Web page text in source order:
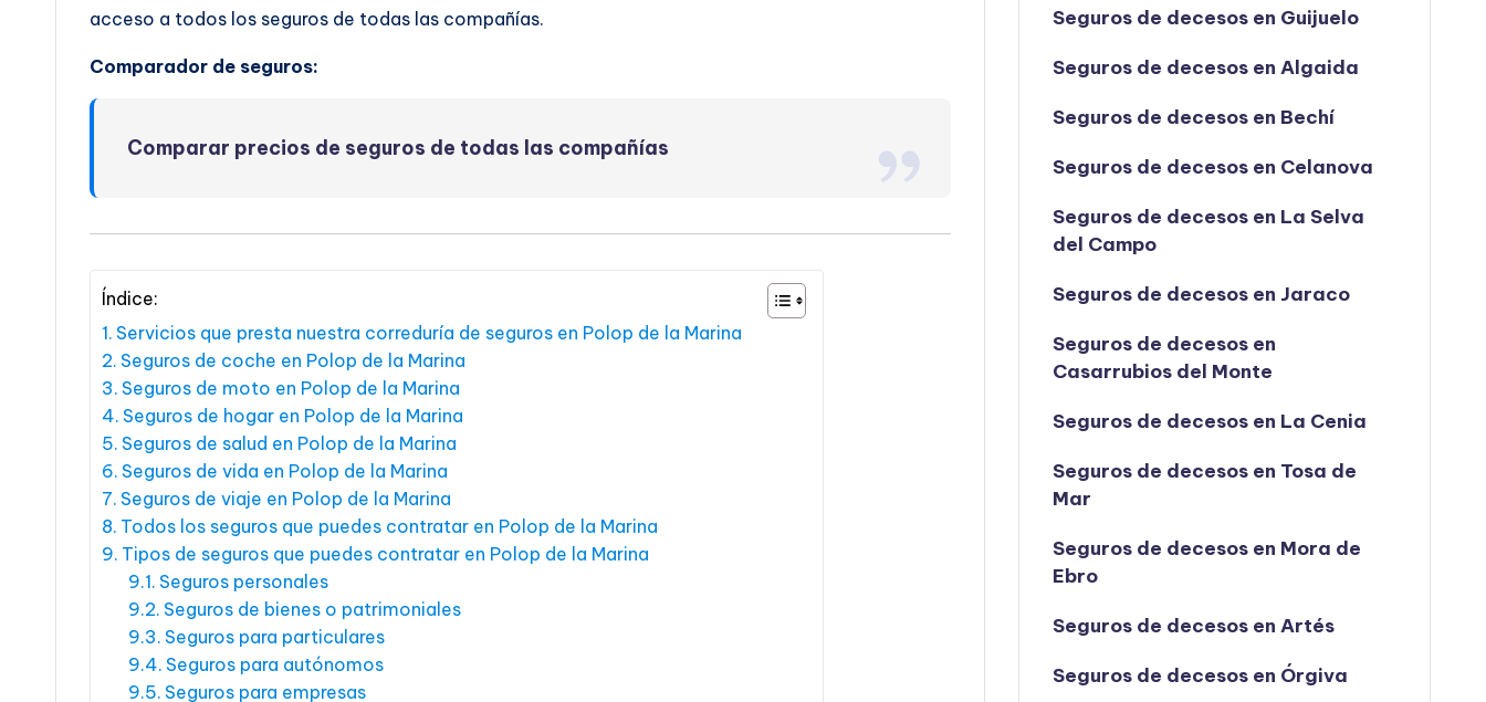
acceso a todos los seguros de todas las compañías.
Comparador de seguros:
Comparar precios de seguros de todas las compañías
Índice:
Servicios que presta nuestra correduría de seguros en Polop de la Marina
Seguros de coche en Polop de la Marina
Seguros de moto en Polop de la Marina
Seguros de hogar en Polop de la Marina
Seguros de salud en Polop de la Marina
Seguros de vida en Polop de la Marina
Seguros de viaje en Polop de la Marina
Todos los seguros que puedes contratar en Polop de la Marina
Tipos de seguros que puedes contratar en Polop de la Marina
Seguros personales
Seguros de bienes o patrimoniales
Seguros para particulares
Seguros para autónomos
Seguros para empresas
Seguros de decesos en Guijuelo
Seguros de decesos en Algaida
Seguros de decesos en Bechí
Seguros de decesos en Celanova
Seguros de decesos en La Selva
del Campo
Seguros de decesos en Jaraco
Seguros de decesos en
Casarrubios del Monte
Seguros de decesos en La Cenia
Seguros de decesos en Tosa de
Mar
Seguros de decesos en Mora de
Ebro
Seguros de decesos en Artés
Seguros de decesos en Órgiva